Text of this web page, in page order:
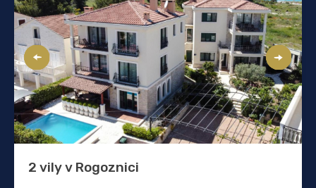
2 vily v Rogoznici